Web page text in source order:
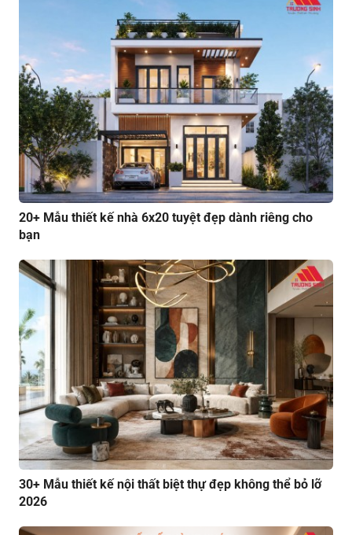
20+ Mẫu thiết kế nhà 6x20 tuyệt đẹp dành riêng cho
bạn
30+ Mẫu thiết kế nội thất biệt thự đẹp không thể bỏ lỡ
2026